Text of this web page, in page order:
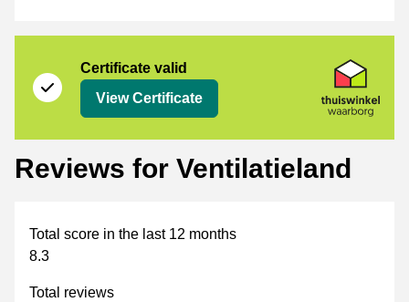
Certificate valid
View Certificate
Reviews for Ventilatieland
Total score in the last 12 months
8.3
Total reviews